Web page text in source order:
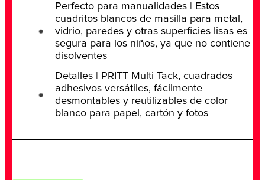
Perfecto para manualidades | Estos
cuadritos blancos de masilla para metal,
vidrio, paredes y otras superficies lisas es
segura para los niños, ya que no contiene
disolventes
Detalles | PRITT Multi Tack, cuadrados
adhesivos versátiles, fácilmente
desmontables y reutilizables de color
blanco para papel, cartón y fotos